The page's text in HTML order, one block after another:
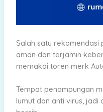
Salah satu
aman dan terjamin
memakai toren merk
Tempat penampungan
lumut dan anti virus,